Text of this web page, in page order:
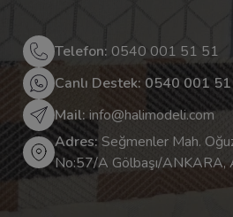
Telefon: 0540 001 51 51
Canlı Destek: 0540 001
Mail:info@halimodeli.com
Adres: Seğmenler Mah.
No:57/A Gölbaşı/ANKARA,